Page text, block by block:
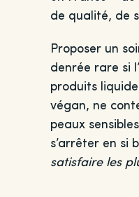
de qualité, de
Proposer un
denrée rare si
produits
végan, ne
peaux
s’arrêter en si
satisfaire les